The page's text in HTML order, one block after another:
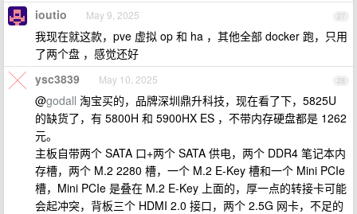
27
ioutio May 9, 2025
我现在就这款，pve 虚拟 op 和 ha ，其他全部 docker 跑，只用
了两个盘 ，感觉还好
28
ysc3839 May 10, 2025
@godall 淘宝买的，品牌深圳鼎升科技，现在看了下，5825U
的缺货了，有 5800H 和 5900HX ES ，不带内存硬盘都是 1262
元。
主板自带两个 SATA 口+两个 SATA 供电，两个 DDR4 笔记本内
存槽，两个 M.2 2280 槽，一个 M.2 E-Key 槽和一个 Mini PCIe
槽，Mini PCIe 是叠在 M.2 E-Key 上面的，厚一点的转接卡可能
会起冲突，背板三个 HDMI 2.0 接口，两个 2.5G 网卡，不足的